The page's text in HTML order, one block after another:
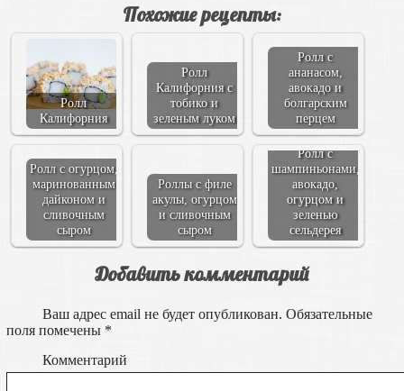
Похожие рецепты:
Ролл
Калифорния
Ролл
Калифорния с
тобико и
зеленым луком
Ролл с
ананасом,
авокадо и
болгарским
перцем
Ролл с огурцом,
маринованным
дайконом и
сливочным
сыром
Роллы с филе
акулы, огурцом
и сливочным
сыром
Ролл с
шампиньонами,
авокадо,
огурцом и
зеленью
сельдерея
Добавить комментарий
Ваш адрес email не будет опубликован. Обязательные
поля помечены *
Комментарий